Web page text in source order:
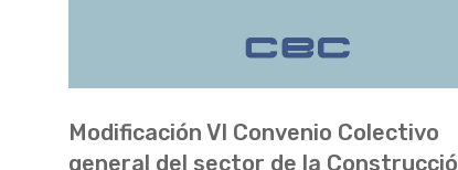
Modificación VI Convenio Colectivo
general del sector de la